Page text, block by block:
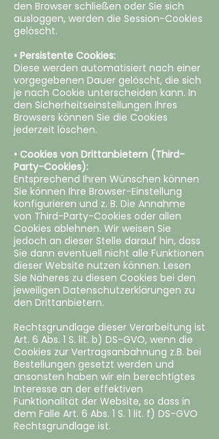
den Browser schließen oder Sie sich
ausloggen, werden die Session-Cookies
gelöscht.
• Persistente Cookies:
Diese werden automatisiert nach einer
vorgegebenen Dauer gelöscht, die sich
je nach Cookie unterscheiden kann. In
den Sicherheitseinstellungen Ihres
Browsers können Sie die Cookies
jederzeit löschen.
• Cookies von Drittanbietern (Third-
Party-Cookies):
Entsprechend Ihren Wünschen können
Sie können Ihre Browser-Einstellung
konfigurieren und z. B. Die Annahme
von Third-Party-Cookies oder allen
Cookies ablehnen. Wir weisen Sie
jedoch an dieser Stelle darauf hin, dass
Sie dann eventuell nicht alle Funktionen
dieser Website nutzen können. Lesen
Sie Näheres zu diesen Cookies bei den
jeweiligen Datenschutzerklärungen zu
den Drittanbietern.
Rechtsgrundlage dieser Verarbeitung ist
Art. 6 Abs. 1 S. lit. b) DS-GVO, wenn die
Cookies zur Vertragsanbahnung z.B. bei
Bestellungen gesetzt werden und
ansonsten haben wir ein berechtigtes
Interesse an der effektiven
Funktionalität der Website, so dass in
dem Falle Art. 6 Abs. 1 S. 1 lit. f) DS-GVO
Rechtsgrundlage ist.